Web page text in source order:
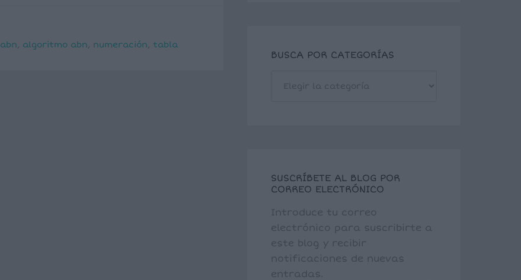
abn, algoritmo abn, numeración, tabla
BUSCA POR CATEGORÍAS
SUSCRÍBETE AL BLOG POR
CORREO ELECTRÓNICO
Introduce tu correo
electrónico para suscribirte a
este blog y recibir
notificaciones de nuevas
entradas.